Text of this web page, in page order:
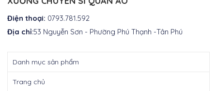
Điện thoại: 0793.781.592
Địa chỉ:53 Nguyễn Sơn - Phường Phú Thạnh -Tân Phú
Danh mục sản phẩm
Trang chủ